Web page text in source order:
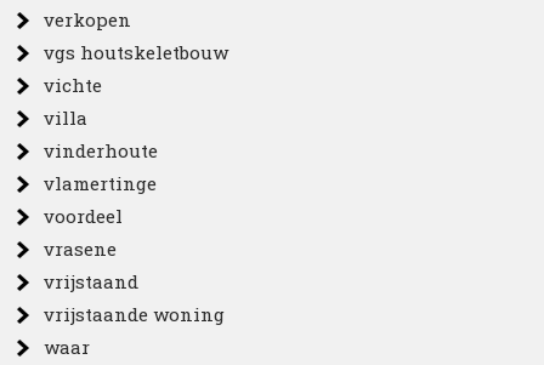
verkopen
vgs houtskeletbouw
vichte
villa
vinderhoute
vlamertinge
voordeel
vrasene
vrijstaand
vrijstaande woning
waar